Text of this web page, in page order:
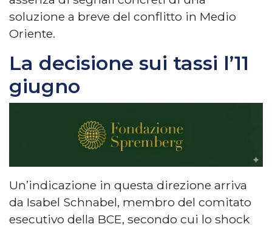
soluzione a breve del conflitto in Medio
Oriente.
La decisione sui tassi l’11
giugno
Un’indicazione in questa direzione arriva
da Isabel Schnabel, membro del comitato
esecutivo della BCE, secondo cui lo shock